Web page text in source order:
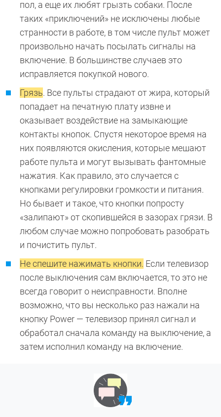
пол, а еще их любят грызть собаки. После
таких «приключений» не исключены любые
странности в работе, в том числе пульт может
произвольно начать посылать сигналы на
включение. В большинстве случаев это
исправляется покупкой нового.
Грязь. Все пульты страдают от жира, который
попадает на печатную плату извне и
оказывает воздействие на замыкающие
контакты кнопок. Спустя некоторое время на
них появляются окисления, которые мешают
работе пульта и могут вызывать фантомные
нажатия. Как правило, это случается с
кнопками регулировки громкости и питания.
Но бывает и такое, что кнопки попросту
«залипают» от скопившейся в зазорах грязи. В
любом случае можно попробовать разобрать
и почистить пульт.
Не спешите нажимать кнопки. Если телевизор
после выключения сам включается, то это не
всегда говорит о неисправности. Вполне
возможно, что вы несколько раз нажали на
кнопку Power — телевизор принял сигнал и
обработал сначала команду на выключение, а
затем исполнил команду на включение.